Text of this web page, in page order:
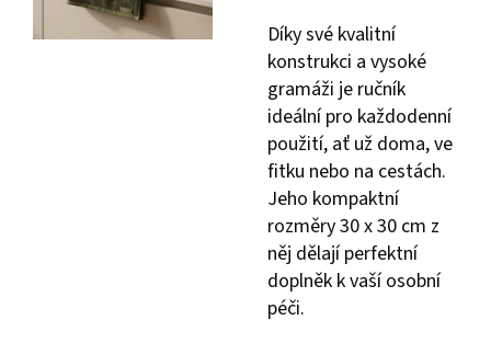
Díky své kvalitní
konstrukci a vysoké
gramáži je ručník
ideální pro každodenní
použití, ať už doma, ve
fitku nebo na cestách.
Jeho kompaktní
rozměry 30 x 30 cm z
něj dělají perfektní
doplněk k vaší osobní
péči.